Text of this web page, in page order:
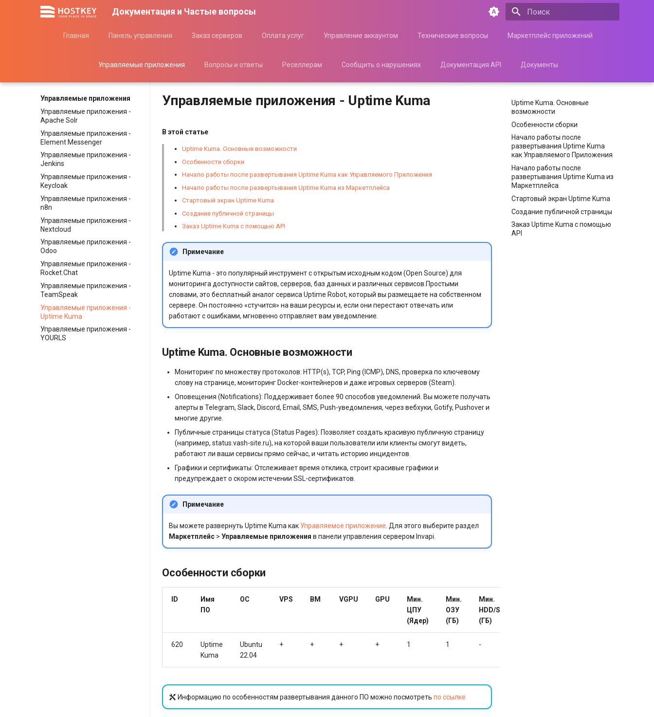
Документация и Частые вопросы
Главная Панель управления Заказ серверов Оплата услуг Управление аккаунтом Технические вопросы Маркетплейс приложений
Управляемые приложения Вопросы и ответы Реселлерам Сообщить о нарушениях Документация API Документы
Управляемые приложения
Управляемые приложения -
Apache Solr
Управляемые приложения -
Element Messenger
Управляемые приложения -
Jenkins
Управляемые приложения -
Keycloak
Управляемые приложения -
n8n
Управляемые приложения -
Nextcloud
Управляемые приложения -
Odoo
Управляемые приложения -
Rocket.Chat
Управляемые приложения -
TeamSpeak
Управляемые приложения -
Uptime Kuma
Управляемые приложения -
YOURLS
Uptime Kuma. Основные
возможности
Особенности сборки
Начало работы после
развертывания Uptime Kuma
как Управляемого Приложения
Начало работы после
развертывания Uptime Kuma из
Маркетплейса
Стартовый экран Uptime Kuma
Создание публичной страницы
Заказ Uptime Kuma с помощью
API
Управляемые приложения - Uptime Kuma
В этой статье
Uptime Kuma. Основные возможности
Особенности сборки
Начало работы после развертывания Uptime Kuma как Управляемого Приложения
Начало работы после развертывания Uptime Kuma из Маркетплейса
Стартовый экран Uptime Kuma
Создание публичной страницы
Заказ Uptime Kuma с помощью API
Примечание
Uptime Kuma - это популярный инструмент с открытым исходным кодом (Open Source) для
мониторинга доступности сайтов, серверов, баз данных и различных сервисов.Простыми
словами, это бесплатный аналог сервиса Uptime Robot, который вы размещаете на собственном
сервере. Он постоянно «стучится» на ваши ресурсы и, если они перестают отвечать или
работают с ошибками, мгновенно отправляет вам уведомление.
Uptime Kuma. Основные возможности
Мониторинг по множеству протоколов: HTTP(s), TCP, Ping (ICMP), DNS, проверка по ключевому
слову на странице, мониторинг Docker-контейнеров и даже игровых серверов (Steam).
Оповещения (Notifications): Поддерживает более 90 способов уведомлений. Вы можете получать
алерты в Telegram, Slack, Discord, Email, SMS, Push-уведомления, через вебхуки, Gotify, Pushover и
многие другие.
Публичные страницы статуса (Status Pages): Позволяет создать красивую публичную страницу
(например, status.vash-site.ru), на которой ваши пользователи или клиенты смогут видеть,
работают ли ваши сервисы прямо сейчас, и читать историю инцидентов.
Графики и сертификаты: Отслеживает время отклика, строит красивые графики и
предупреждает о скором истечении SSL-сертификатов.
Примечание
Вы можете развернуть Uptime Kuma как Управляемое приложение. Для этого выберите раздел
Маркетплейс> Управляемые приложения в панели управления сервером Invapi.
Особенности сборки
ID
Имя
ПО
ОС VPS BM VGPU GPU
Мин.
ЦПУ
(Ядер)
Мин.
ОЗУ
(ГБ)
Мин.
HDD/SDD
(ГБ)
620
Uptime
Kuma
Ubuntu
22.04
+ + + + 1 1 -
Информацию по особенностям развертывания данного ПО можно посмотретьпо ссылке